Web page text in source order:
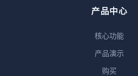
产品中心
核心功能
产品演示
购买